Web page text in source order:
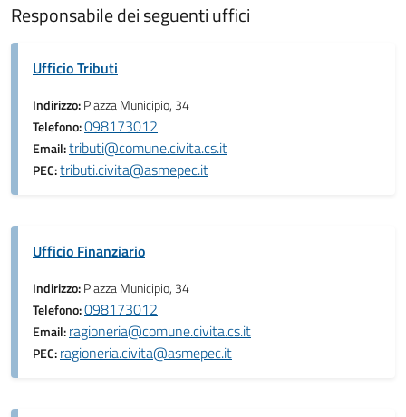
Responsabile dei seguenti uffici
Ufficio Tributi
Indirizzo:Piazza Municipio, 34
Telefono:098173012
Email:tributi@comune.civita.cs.it
PEC:tributi.civita@asmepec.it
Ufficio Finanziario
Indirizzo:Piazza Municipio, 34
Telefono:098173012
Email:ragioneria@comune.civita.cs.it
PEC:ragioneria.civita@asmepec.it